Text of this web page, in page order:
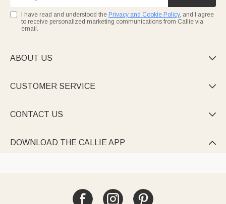
I have read and understood the Privacy and Cookie Policy, and I agree
to receive personalized marketing communications from Callie via
email.
ABOUT US 
CUSTOMER SERVICE 
CONTACT US 
DOWNLOAD THE CALLIE APP 